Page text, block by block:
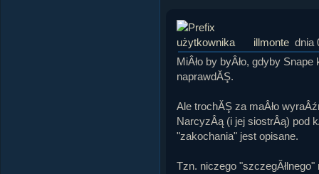
illmonte dnia
MiÂło by byÂło, gdyby
naprawdĂŞ.
Ale trochĂŞ za maÂło
NarcyzÂą (i jej siostrÂą) pod
"zakochania" jest opisane.
Tzn. niczego